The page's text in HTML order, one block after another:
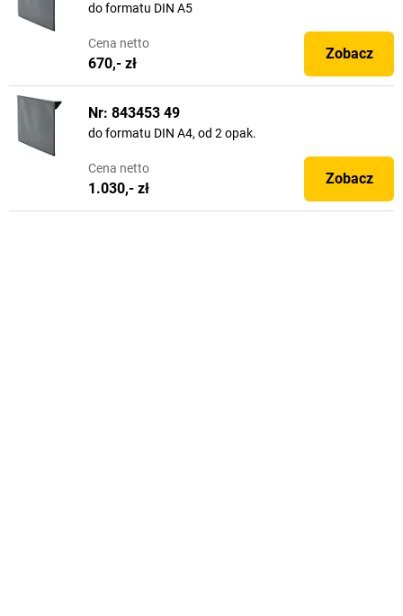
do formatu DIN A5
Cena netto
670,- zł
Zobacz
Nr: 843453 49
do formatu DIN A4, od 2 opak.
Cena netto
1.030,- zł
Zobacz